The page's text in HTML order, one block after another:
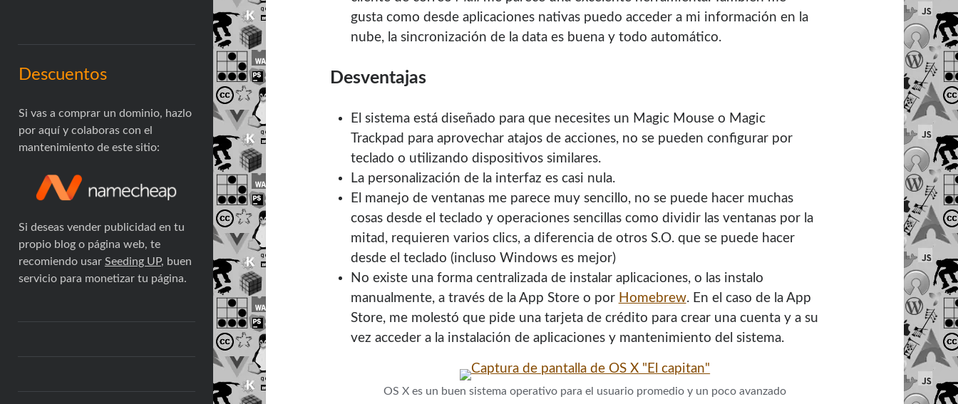
Descuentos
Si vas a comprar un dominio, hazlo
por aquí y colaboras con el
mantenimiento de este sitio:
Si deseas vender publicidad en tu
propio blog o página web, te
recomiendo usar Seeding UP, buen
servicio para monetizar tu página.
gusta como desde aplicaciones nativas puedo acceder a mi información en la
nube, la sincronización de la data es buena y todo automático.
Desventajas
El sistema está diseñado para que necesites un Magic Mouse o Magic
Trackpad para aprovechar atajos de acciones, no se pueden configurar por
teclado o utilizando dispositivos similares.
La personalización de la interfaz es casi nula.
El manejo de ventanas me parece muy sencillo, no se puede hacer muchas
cosas desde el teclado y operaciones sencillas como dividir las ventanas por la
mitad, requieren varios clics, a diferencia de otros S.O. que se puede hacer
desde el teclado (incluso Windows es mejor)
No existe una forma centralizada de instalar aplicaciones, o las instalo
manualmente, a través de la App Store o por Homebrew. En el caso de la App
Store, me molestó que pide una tarjeta de crédito para crear una cuenta y a su
vez acceder a la instalación de aplicaciones y mantenimiento del sistema.
OS X es un buen sistema operativo para el usuario promedio y un poco avanzado